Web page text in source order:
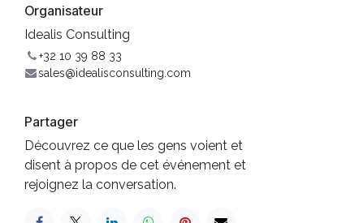
Organisateur
Idealis Consulting
+32 10 39 88 33
sales@idealisconsulting.com
Partager
Découvrez ce que les gens voient et
disent à propos de cet événement et
rejoignez la conversation.